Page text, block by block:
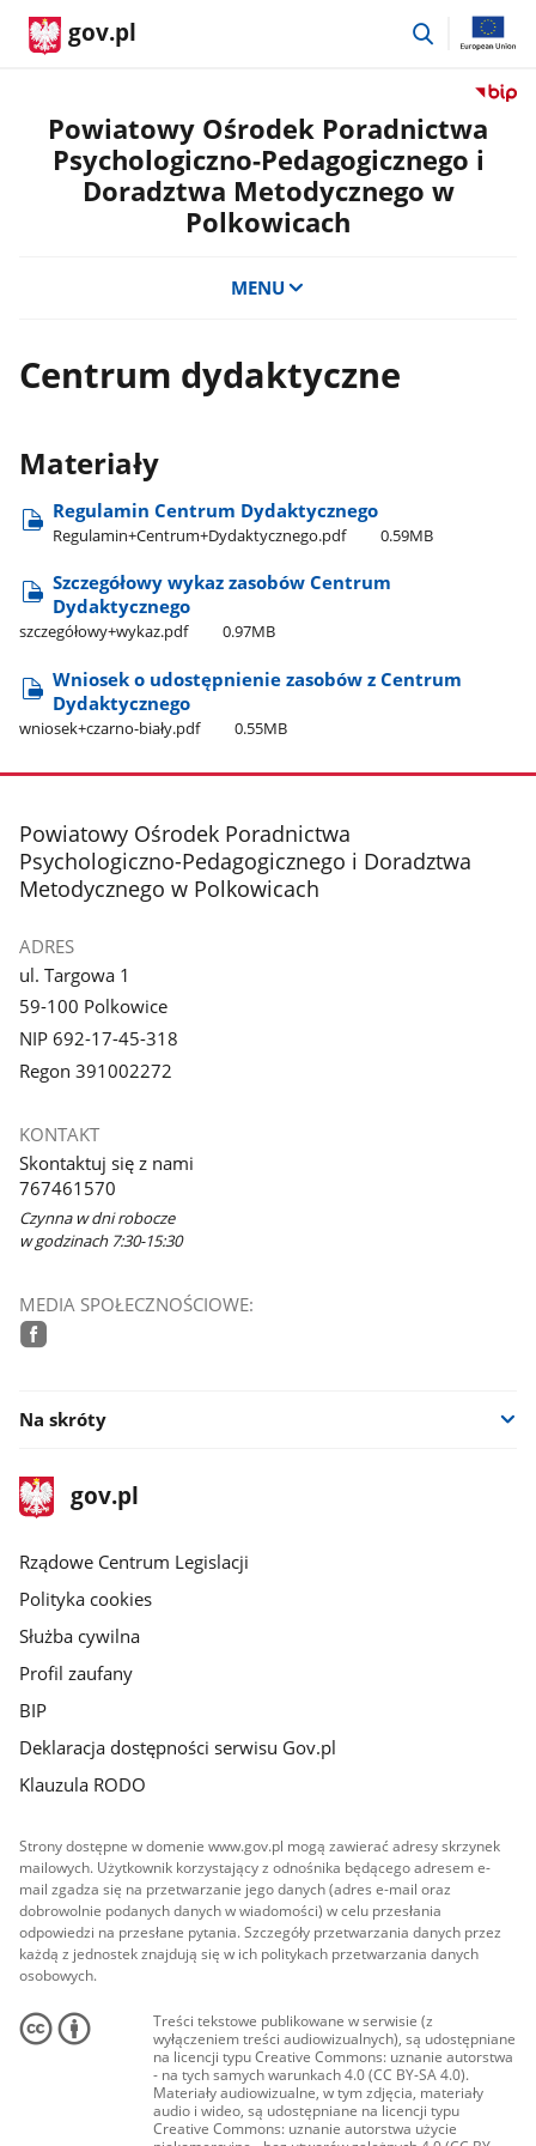
gov.pl
przejdź
Przejdź
do
Powiatowy Ośrodek Poradnictwa
Psychologiczno-Pedagogicznego i
Doradztwa Metodycznego w
Polkowicach
MENU
Centrum dydaktyczne
Materiały
Regulamin Centrum Dydaktycznego
Regulamin+Centrum+Dydaktycznego.pdf 0.59MB
Szczegółowy wykaz zasobów Centrum
Dydaktycznego
szczegółowy+wykaz.pdf 0.97MB
Wniosek o udostępnienie zasobów z Centrum
Dydaktycznego
wniosek+czarno-biały.pdf 0.55MB
stopka
Powiatowy Ośrodek Poradnictwa
Psychologiczno-Pedagogicznego i Doradztwa
Metodycznego w Polkowicach
ADRES
ul. Targowa 1
59-100 Polkowice
NIP 692-17-45-318
Regon 391002272
KONTAKT
Skontaktuj się z nami
767461570
Czynna w dni robocze
w godzinach 7:30-15:30
MEDIA SPOŁECZNOŚCIOWE:
Na skróty
stopka
gov.plStrona
gov.pl
Rządowe Centrum Legislacji
Polityka cookies
Służba cywilna
Profil zaufany
BIP
Deklaracja dostępności serwisu Gov.pl
Klauzula RODO
Strony dostępne w domenie www.gov.pl mogą zawierać adresy skrzynek
mailowych. Użytkownik korzystający z odnośnika będącego adresem e-
mail zgadza się na przetwarzanie jego danych (adres e-mail oraz
dobrowolnie podanych danych w wiadomości) w celu przesłania
odpowiedzi na przesłane pytania. Szczegóły przetwarzania danych przez
każdą z jednostek znajdują się w ich politykach przetwarzania danych
osobowych.
Treści tekstowe publikowane w serwisie (z
wyłączeniem treści audiowizualnych), są udostępniane
na licencji typu Creative Commons: uznanie autorstwa
- na tych samych warunkach 4.0 (CC BY-SA 4.0).
Materiały audiowizualne, w tym zdjęcia, materiały
audio i wideo, są udostępniane na licencji typu
Creative Commons: uznanie autorstwa użycie